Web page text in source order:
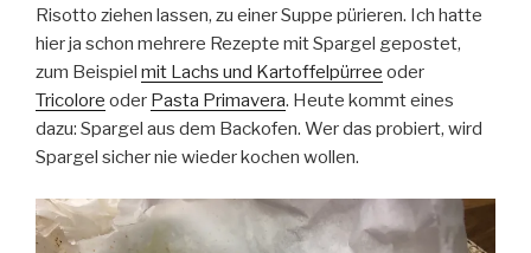
Risotto ziehen lassen, zu einer Suppe pürieren. Ich hatte
hier ja schon mehrere Rezepte mit Spargel gepostet,
zum Beispiel mit Lachs und Kartoffelpürree oder
Tricolore oder Pasta Primavera. Heute kommt eines
dazu: Spargel aus dem Backofen. Wer das probiert, wird
Spargel sicher nie wieder kochen wollen.